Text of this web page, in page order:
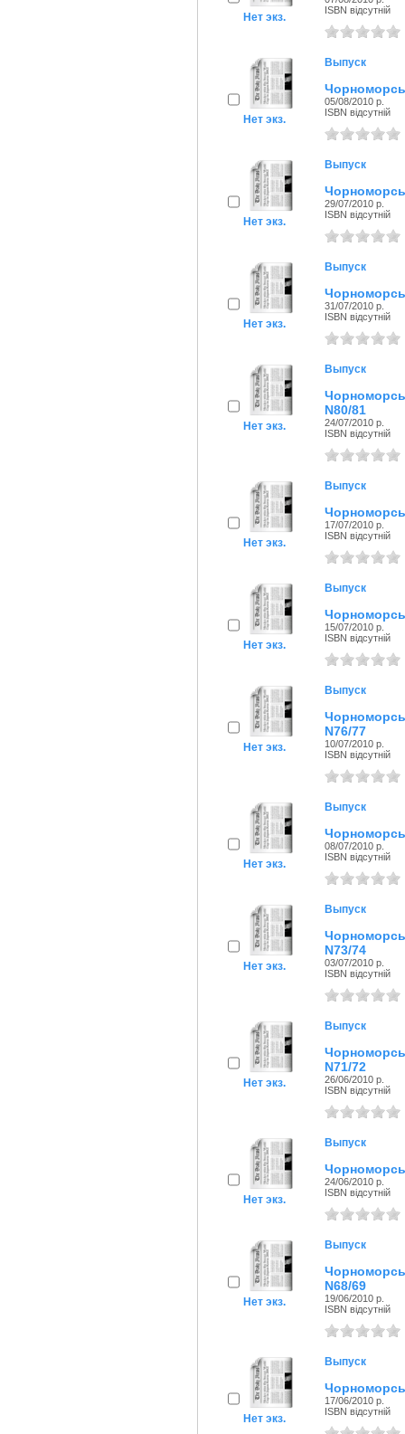
Нет экз.
ISBN відсутній
Нет экз.
Выпуск
05/08/2010 р.
ISBN відсутній
Нет экз.
Выпуск
29/07/2010 р.
ISBN відсутній
Нет экз.
Выпуск
31/07/2010 р.
ISBN відсутній
Нет экз.
Выпуск
N80/81
24/07/2010 р.
ISBN відсутній
Нет экз.
Выпуск
17/07/2010 р.
ISBN відсутній
Нет экз.
Выпуск
15/07/2010 р.
ISBN відсутній
Нет экз.
Выпуск
N76/77
10/07/2010 р.
ISBN відсутній
Нет экз.
Выпуск
08/07/2010 р.
ISBN відсутній
Нет экз.
Выпуск
N73/74
03/07/2010 р.
ISBN відсутній
Нет экз.
Выпуск
N71/72
26/06/2010 р.
ISBN відсутній
Нет экз.
Выпуск
24/06/2010 р.
ISBN відсутній
Нет экз.
Выпуск
N68/69
19/06/2010 р.
ISBN відсутній
Нет экз.
Выпуск
17/06/2010 р.
ISBN відсутній